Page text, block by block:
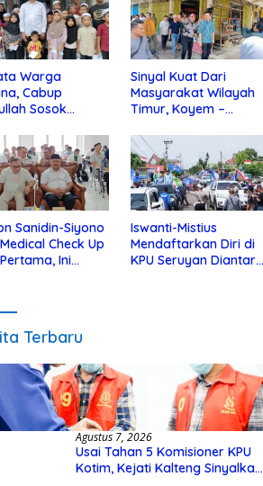
Warga
Cabup
Sosok
Sinyal Kuat Dari
Masyarakat Wilayah
Timur, Koyem –
di Kotim
Sanidin-Siyono
Check Up
Ini
Iswanti-Mistius
Mendaftarkan Diri di
KPU Seruyan Diantar
Terbaru
Agustus 7, 2026
Usai Tahan 5 Komisioner KPU
Kotim, Kejati Kalteng Sinyalkan